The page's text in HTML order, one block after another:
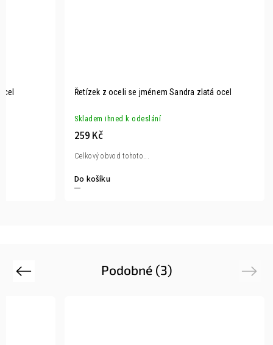
Řetízek z oceli se jménem Sandra zlatá ocel
Skladem ihned k odeslání
259 Kč
Do košíku
Celkový obvod tohoto...
Podobné (3)
Previous Next